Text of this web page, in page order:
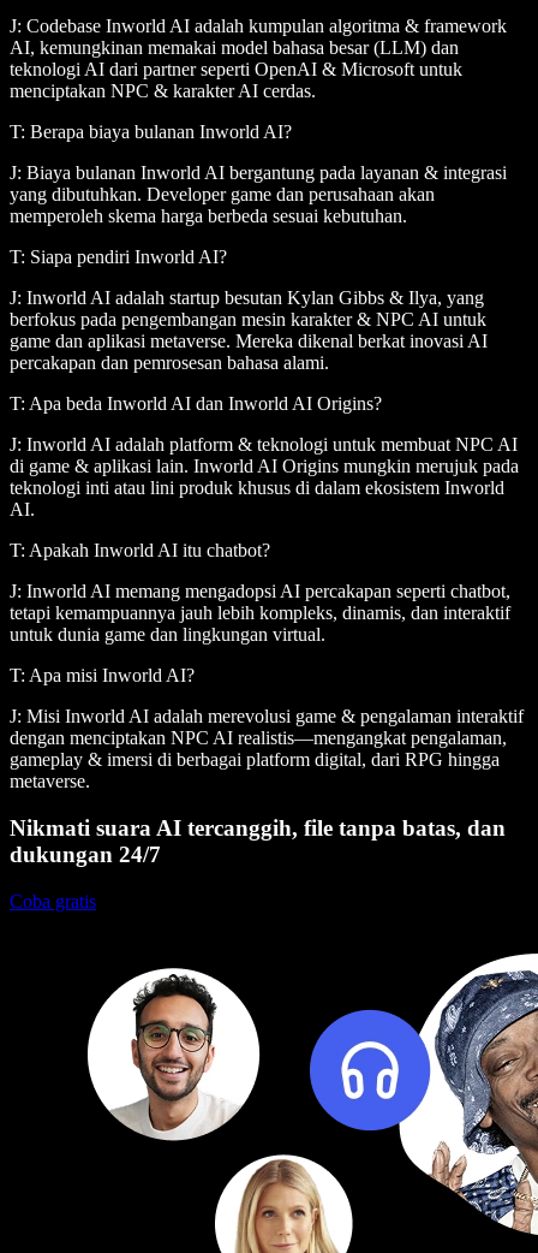
J: Codebase Inworld AI adalah kumpulan algoritma & framework
AI, kemungkinan memakai model bahasa besar (LLM) dan
teknologi AI dari partner seperti OpenAI & Microsoft untuk
menciptakan NPC & karakter AI cerdas.
T: Berapa biaya bulanan Inworld AI?
J: Biaya bulanan Inworld AI bergantung pada layanan & integrasi
yang dibutuhkan. Developer game dan perusahaan akan
memperoleh skema harga berbeda sesuai kebutuhan.
T: Siapa pendiri Inworld AI?
J: Inworld AI adalah startup besutan Kylan Gibbs & Ilya, yang
berfokus pada pengembangan mesin karakter & NPC AI untuk
game dan aplikasi metaverse. Mereka dikenal berkat inovasi AI
percakapan dan pemrosesan bahasa alami.
T: Apa beda Inworld AI dan Inworld AI Origins?
J: Inworld AI adalah platform & teknologi untuk membuat NPC AI
di game & aplikasi lain. Inworld AI Origins mungkin merujuk pada
teknologi inti atau lini produk khusus di dalam ekosistem Inworld
AI.
T: Apakah Inworld AI itu chatbot?
J: Inworld AI memang mengadopsi AI percakapan seperti chatbot,
tetapi kemampuannya jauh lebih kompleks, dinamis, dan interaktif
untuk dunia game dan lingkungan virtual.
T: Apa misi Inworld AI?
J: Misi Inworld AI adalah merevolusi game & pengalaman interaktif
dengan menciptakan NPC AI realistis—mengangkat pengalaman,
gameplay & imersi di berbagai platform digital, dari RPG hingga
metaverse.
Nikmati suara AI tercanggih, file tanpa batas, dan
dukungan 24/7
Coba gratis